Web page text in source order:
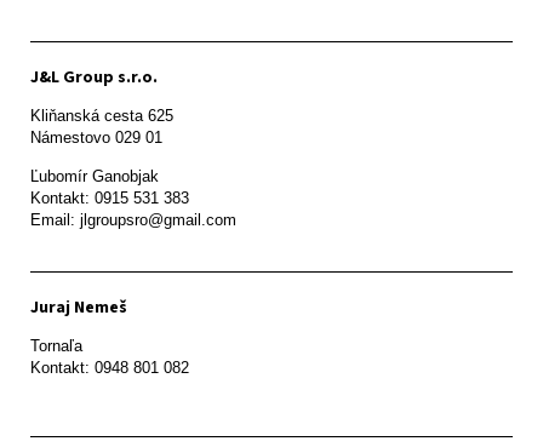
J&L Group s.r.o.
Kliňanská cesta 625
Námestovo 029 01
Ľubomír Ganobjak
Kontakt: 0915 531 383
Email: jlgroupsro@gmail.com
Juraj Nemeš
Tornaľa
Kontakt: 0948 801 082